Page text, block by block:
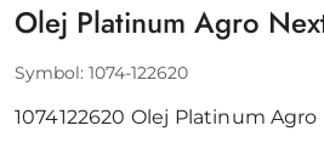
Olej Platinum Agro
Symbol: 1074-122620
1074122620 Olej Platinum Agro